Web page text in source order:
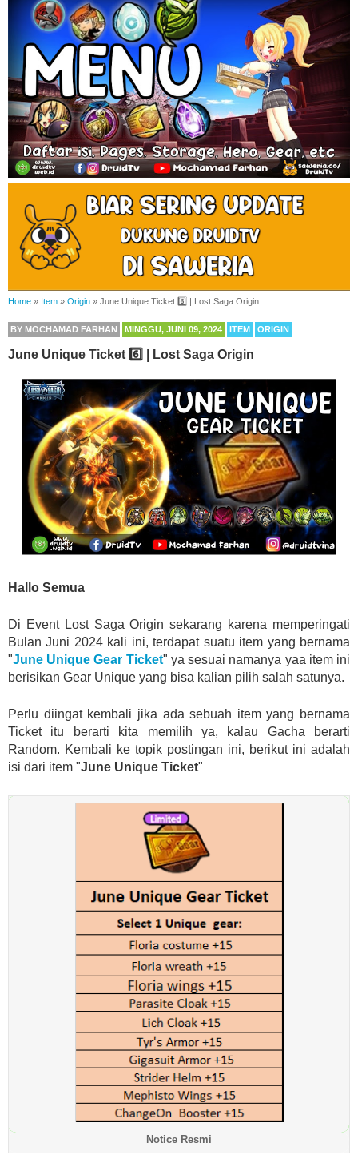
Home » Item » Origin » June Unique Ticket 6️⃣ | Lost Saga Origin
BY MOCHAMAD FARHAN MINGGU, JUNI 09, 2024 ITEM ORIGIN
June Unique Ticket 6️⃣ | Lost Saga Origin
Hallo Semua
Di Event Lost Saga Origin sekarang karena memperingati
Bulan Juni 2024 kali ini, terdapat suatu item yang bernama
"June Unique Gear Ticket" ya sesuai namanya yaa item ini
berisikan Gear Unique yang bisa kalian pilih salah satunya.
Perlu diingat kembali jika ada sebuah item yang bernama
Ticket itu berarti kita memilih ya, kalau Gacha berarti
Random. Kembali ke topik postingan ini, berikut ini adalah
isi dari item "June Unique Ticket"
Notice Resmi